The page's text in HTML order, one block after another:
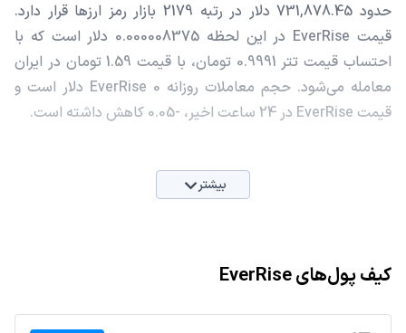
حدود 731,878.45 دلار در رتبه 2179 بازار رمز ارزها قرار دارد.
قیمت EverRise در این لحظه 0.000008375 دلار است که با
احتساب قیمت تتر 0.9991 تومان، با قیمت 1.59 تومان در ایران
معامله می‌شود. حجم معاملات روزانه EverRise 0 دلار است و
قیمت EverRise در 24 ساعت اخیر، -0.05 کاهش داشته است.
بیشتر
کیف پول‌های EverRise